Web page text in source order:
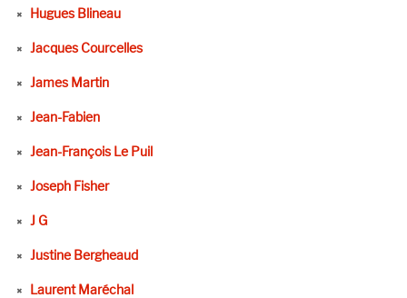
Hugues Blineau
Jacques Courcelles
James Martin
Jean-Fabien
Jean-François Le Puil
Joseph Fisher
J G
Justine Bergheaud
Laurent Maréchal